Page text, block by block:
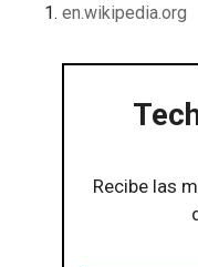
en.wikipedia.org
Recibe las